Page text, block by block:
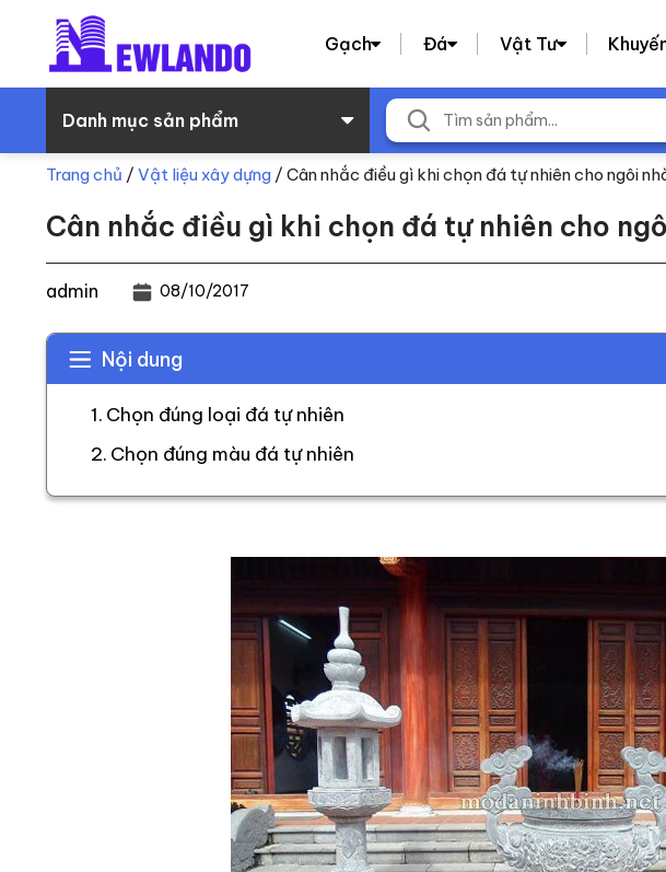
Gạch Đá Vật Tư
Danh mục sản phẩm
Trang chủ / Vật liệu xây dựng / Cân nhắc điều gì khi chọn đá tự nhiên cho ngôi
Cân nhắc điều gì khi chọn đá tự nhiên cho
admin 08/10/2017
Nội dung
Chọn đúng loại đá tự nhiên
Chọn đúng màu đá tự nhiên